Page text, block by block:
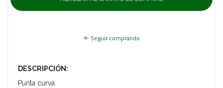
Seguir comprando
DESCRIPCIÓN:
Punta curva.